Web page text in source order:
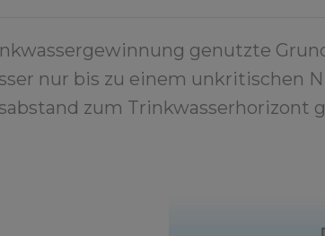
genutzte
nur bis zu einem unkritischen
zum Trinkwasserhorizont